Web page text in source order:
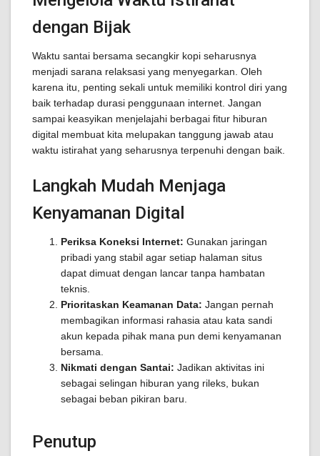
dengan Bijak
Waktu santai bersama secangkir kopi seharusnya
menjadi sarana relaksasi yang menyegarkan. Oleh
karena itu, penting sekali untuk memiliki kontrol diri yang
baik terhadap durasi penggunaan internet. Jangan
sampai keasyikan menjelajahi berbagai fitur hiburan
digital membuat kita melupakan tanggung jawab atau
waktu istirahat yang seharusnya terpenuhi dengan baik.
Langkah Mudah Menjaga
Kenyamanan Digital
Periksa Koneksi Internet: Gunakan jaringan
pribadi yang stabil agar setiap halaman situs
dapat dimuat dengan lancar tanpa hambatan
teknis.
Prioritaskan Keamanan Data: Jangan pernah
membagikan informasi rahasia atau kata sandi
akun kepada pihak mana pun demi kenyamanan
bersama.
Nikmati dengan Santai: Jadikan aktivitas ini
sebagai selingan hiburan yang rileks, bukan
sebagai beban pikiran baru.
Penutup